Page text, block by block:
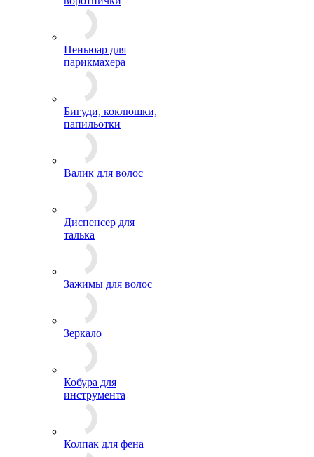
Пеньюар для
парикмахера
Бигуди, коклюшки,
папильотки
Валик для волос
Диспенсер для
талька
Зажимы для волос
Зеркало
Кобура для
инструмента
Колпак для фена